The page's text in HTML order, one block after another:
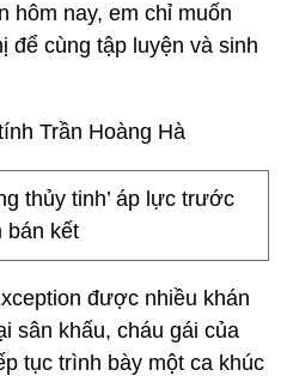
hôm nay, em chỉ muốn
để cùng tập luyện và sinh
Trần Hoàng Hà
được nhiều khán
sân khấu, cháu gái của
tục trình bày một ca khúc